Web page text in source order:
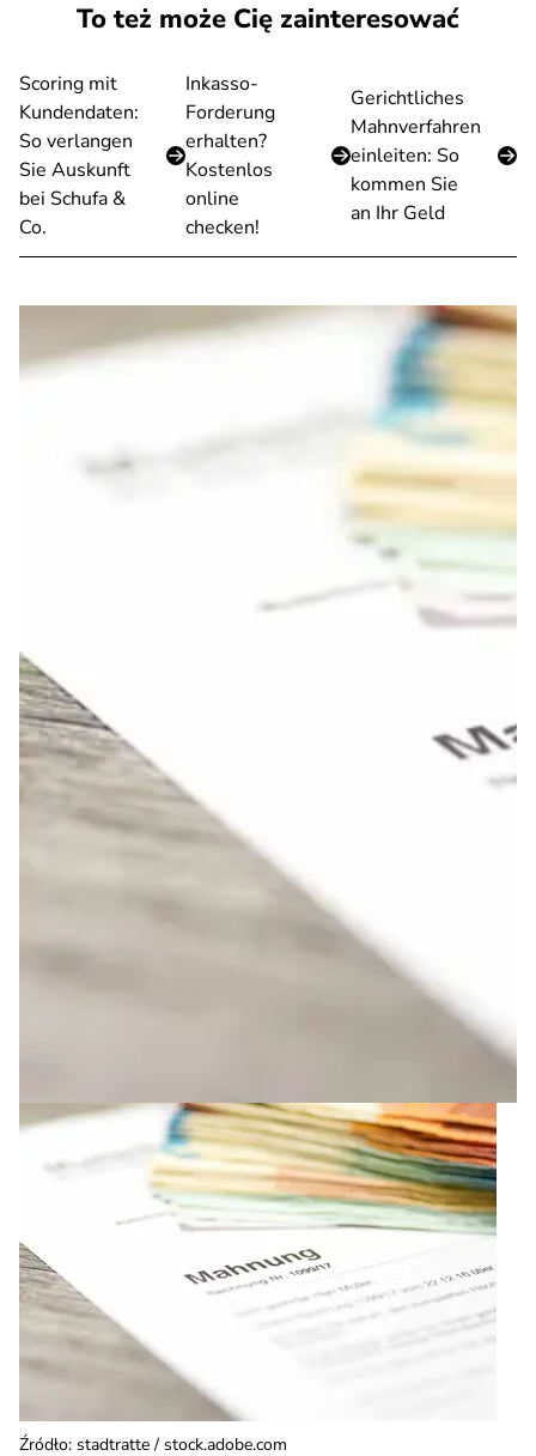
To też może Cię zainteresować
Scoring mit
Kundendaten:
So verlangen
Sie Auskunft
bei Schufa &
Co.
Inkasso-
Forderung
erhalten?
Kostenlos
online
checken!
Gerichtliches
Mahnverfahren
einleiten: So
kommen Sie
an Ihr Geld
Źródło: stadtratte / stock.adobe.com